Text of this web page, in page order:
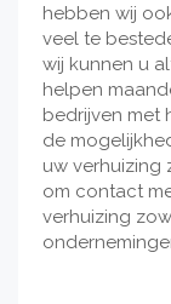
hebben wij
veel te
wij kunnen u
helpen
bedrijven met
de
uw verhuizing
om contact
verhuizing